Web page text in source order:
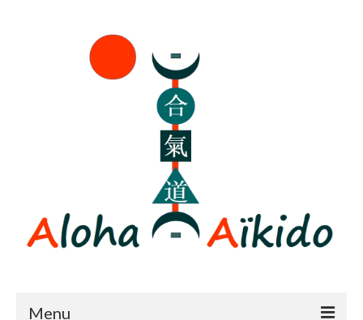
Menu